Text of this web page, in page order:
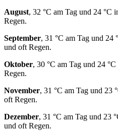
August, 32 °C am Tag und 24 °C
Regen.
September, 31 °C am Tag und 24
und oft Regen.
Oktober, 30 °C am Tag und 24
Regen.
November, 31 °C am Tag und 23
oft Regen.
Dezember, 31 °C am Tag und 23
und oft Regen.